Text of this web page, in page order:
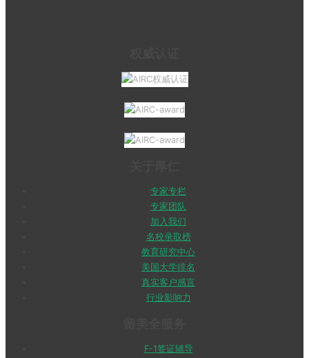
专家专栏
专家团队
加入我们
名校录取榜
教育研究中心
美国大学排名
真实客户感言
行业影响力
F-1签证辅导